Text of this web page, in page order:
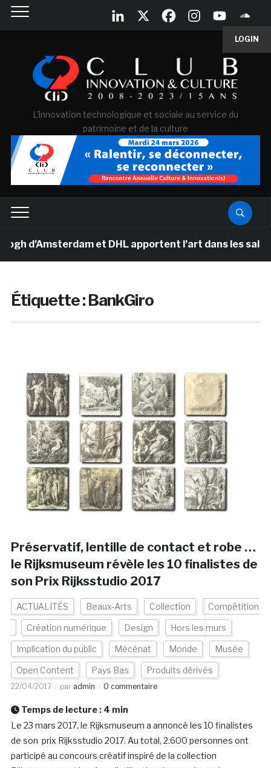
LOGIN
L'innovation technologique et sociale au service du
patrimoine et de la culture
d’Amsterdam et DHL apportent l’art dans les salles
Étiquette :BankGiro
Préservatif, lentille de contact et robe …
le Rijksmuseum révèle les 10 finalistes de
son Prix Rijksstudio 2017
ACTUALITÉS Beaux-Arts Collection Compétition
Création numérique Design Hors les murs
Implication du public Mécénat Monde Musée
Open Content Pays Bas Produits dérivés
22/04/2017 par admin 0 commentaire
Temps de lecture : 4 min
Le 23 mars 2017, le Rijksmuseum a annoncé les 10 finalistes
de son prix Rijksstudio 2017. Au total, 2.600 personnes ont
participé au concours créatif inspiré de la collection